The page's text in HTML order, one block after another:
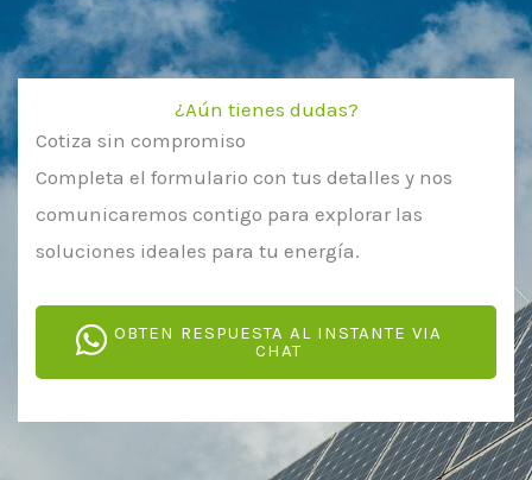
¿Aún tienes dudas?
Cotiza sin compromiso
Completa el formulario con tus detalles y nos
comunicaremos contigo para explorar las
soluciones ideales para tu energía.
OBTEN RESPUESTA AL INSTANTE VIA
CHAT